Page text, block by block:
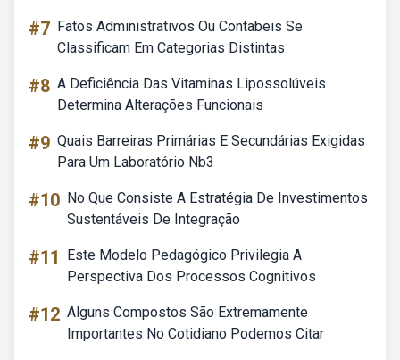
#7 Fatos Administrativos Ou Contabeis Se
Classificam Em Categorias Distintas
#8 A Deficiência Das Vitaminas Lipossolúveis
Determina Alterações Funcionais
#9 Quais Barreiras Primárias E Secundárias Exigidas
Para Um Laboratório Nb3
#10 No Que Consiste A Estratégia De Investimentos
Sustentáveis De Integração
#11
Este Modelo Pedagógico Privilegia A
Perspectiva Dos Processos Cognitivos
#12 Alguns Compostos São Extremamente
Importantes No Cotidiano Podemos Citar